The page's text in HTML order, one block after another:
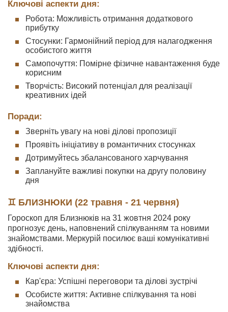
Ключові аспекти дня:
Робота: Можливість отримання додаткового
прибутку
Стосунки: Гармонійний період для налагодження
особистого життя
Самопочуття: Помірне фізичне навантаження буде
корисним
Творчість: Високий потенціал для реалізації
креативних ідей
Поради:
Зверніть увагу на нові ділові пропозиції
Проявіть ініціативу в романтичних стосунках
Дотримуйтесь збалансованого харчування
Заплануйте важливі покупки на другу половину
дня
♊ БЛИЗНЮКИ (22 травня - 21 червня)
Гороскоп для Близнюків на 31 жовтня 2024 року
прогнозує день, наповнений спілкуванням та новими
знайомствами. Меркурій посилює ваші комунікативні
здібності.
Ключові аспекти дня:
Кар'єра: Успішні переговори та ділові зустрічі
Особисте життя: Активне спілкування та нові
знайомства